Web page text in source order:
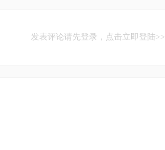
发表评论请先登录，点击立即登陆>>